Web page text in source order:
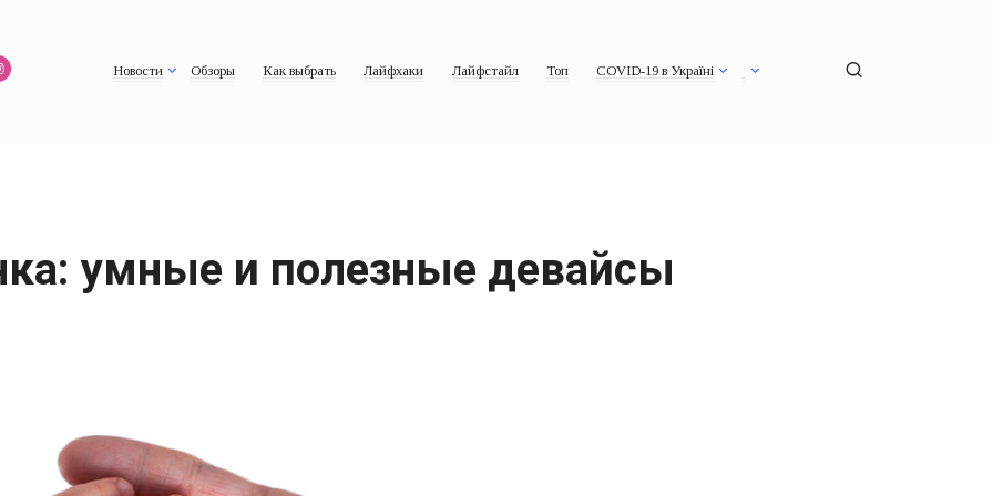
Новости Обзоры Как выбрать Лайфхаки Лайфстайл Топ COVID-19 в Україні
умные и полезные девайсы